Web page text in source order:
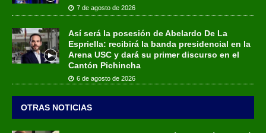
7 de agosto de 2026
Así será la posesión de Abelardo De La
Espriella: recibirá la banda presidencial en la
Arena USC y dará su primer discurso en el
Cantón Pichincha
6 de agosto de 2026
OTRAS NOTICIAS